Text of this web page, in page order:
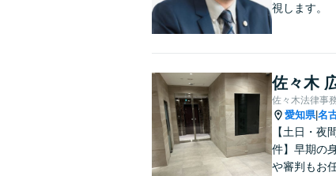
視します。
佐々木
佐々木法律事
愛知県|名
【土日・
件】早期の
や審判もお